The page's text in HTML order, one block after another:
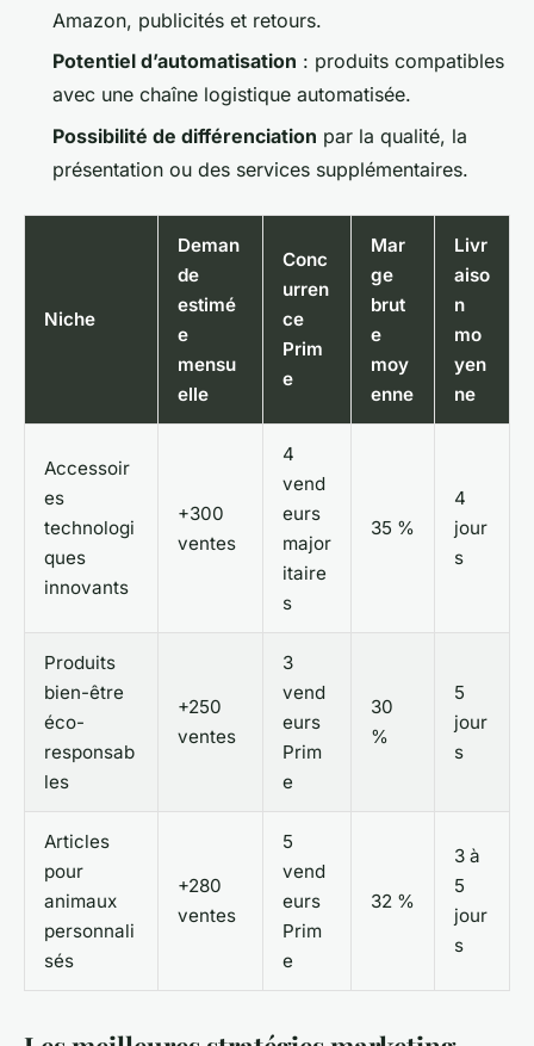
Amazon, publicités et retours.
Potentiel d’automatisation : produits compatibles
avec une chaîne logistique automatisée.
Possibilité de différenciation par la qualité, la
présentation ou des services supplémentaires.
Niche
Deman
de
estimé
e
mensu
elle
Conc
urren
ce
Prim
e
Mar
ge
brut
e
moy
enne
Livr
aiso
n
mo
yen
ne
Accessoir
es
technologi
ques
innovants
+300
ventes
4
vend
eurs
major
itaire
s
35 %
4
jour
s
Produits
bien-être
éco-
responsab
les
+250
ventes
3
vend
eurs
Prim
e
30
%
5
jour
s
Articles
pour
animaux
personnali
sés
+280
ventes
5
vend
eurs
Prim
e
32 %
3 à
5
jour
s